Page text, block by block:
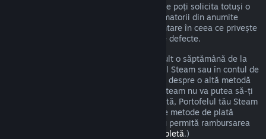
îndeplinești cerințele precizate anterior, ne poți solicita totuși o
rambursare, iar noi o vom analiza. Consumatorii din anumite
regiuni pot beneficia de drepturi suplimentare în ceea ce privește
solicitarea unei rambursări pentru jocurile defecte.
Vei primi o rambursare completă în cel mult o săptămână de la
data aprobării. Vei primi banii în Portofelul Steam sau în contul de
pe care ai făcut achiziția, dacă este vorba despre o altă metodă
de plată. Dacă, dintr-un oarecare motiv, Steam nu va putea să-ți
trimită banii prin metoda ta inițială de plată, Portofelul tău Steam
va primi integral suma rambursată. (Unele metode de plată
disponibile prin Steam în țara ta pot să nu permită rambursarea
Apasă aici pentru lista completă.)